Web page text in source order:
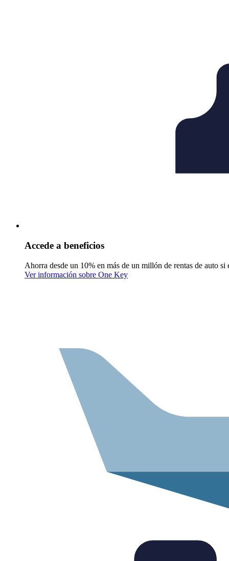
Accede a beneficios
Ahorra desde un 10% en más de un millón de rentas de auto si
Ver información sobre One Key